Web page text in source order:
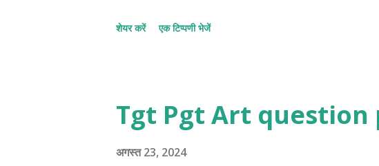
के सौंदर्य में चार चांद लगा देता है। माध्यम
विक्टोरिया मेमोरियल हॉल, कोलकाता
शेयर करें एक टिप्पणी भेजें
Tgt Pgt Art question
अगस्त 23, 2024